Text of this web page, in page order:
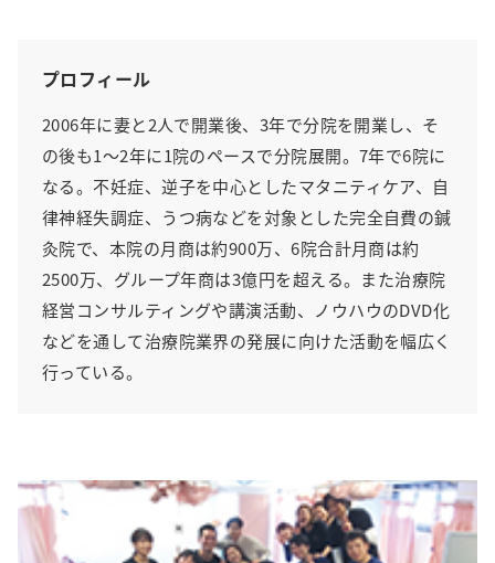
プロフィール
2006年に妻と2人で開業後、3年で分院を開業し、そ
の後も1～2年に1院のペースで分院展開。7年で6院に
なる。不妊症、逆子を中心としたマタニティケア、自
律神経失調症、うつ病などを対象とした完全自費の鍼
灸院で、本院の月商は約900万、6院合計月商は約
2500万、グループ年商は3億円を超える。また治療院
経営コンサルティングや講演活動、ノウハウのDVD化
などを通して治療院業界の発展に向けた活動を幅広く
行っている。